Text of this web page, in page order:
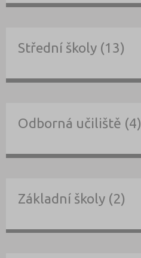
Střední školy (13)
Odborná učiliště (4)
Základní školy (2)